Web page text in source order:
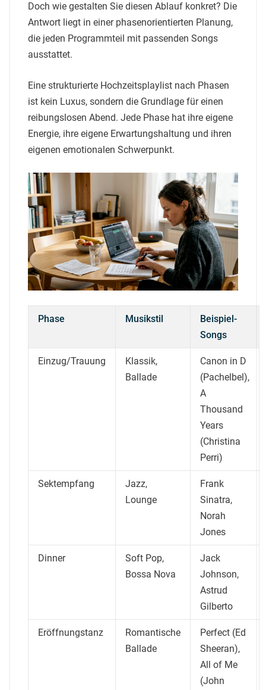
Doch wie gestalten Sie diesen Ablauf konkret? Die
Antwort liegt in einer phasenorientierten Planung,
die jeden Programmteil mit passenden Songs
ausstattet.
Eine strukturierte Hochzeitsplaylist nach Phasen
ist kein Luxus, sondern die Grundlage für einen
reibungslosen Abend. Jede Phase hat ihre eigene
Energie, ihre eigene Erwartungshaltung und ihren
eigenen emotionalen Schwerpunkt.
Phase Musikstil
Beispiel-
Songs
Einzug/Trauung
Klassik,
Ballade
Canon in D
(Pachelbel),
A
Thousand
Years
(Christina
Perri)
Sektempfang
Jazz,
Lounge
Frank
Sinatra,
Norah
Jones
Dinner
Soft Pop,
Bossa Nova
Jack
Johnson,
Astrud
Gilberto
Eröffnungstanz
Romantische
Ballade
Perfect (Ed
Sheeran),
All of Me
(John